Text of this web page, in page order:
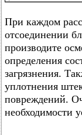
При каждом
отсоединении
производите
определения
загрязнения.
уплотнения
повреждений.
необходимости